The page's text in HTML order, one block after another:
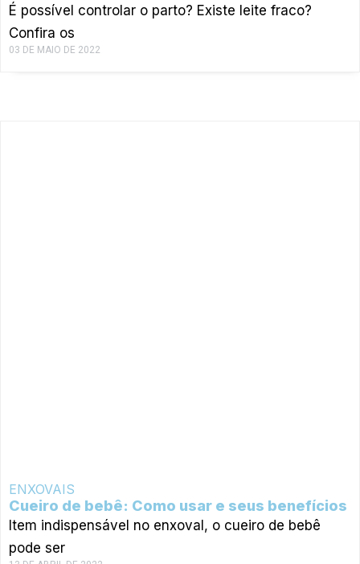
É possível controlar o parto? Existe leite fraco?
Confira os
03 DE MAIO DE 2022
ENXOVAIS
Cueiro de bebê: Como usar e seus benefícios
Item indispensável no enxoval, o cueiro de bebê
pode ser